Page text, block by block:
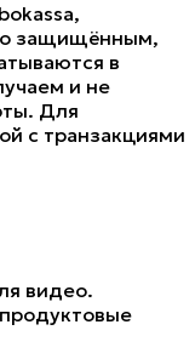
защищённым,
в
и не
Для
с транзакциями
видео.